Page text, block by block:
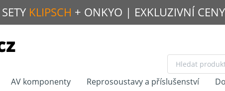
SETY KLIPSCH + ONKYO | EXKLUZIVNÍ
AV komponenty Reprosoustavy a příslušenství